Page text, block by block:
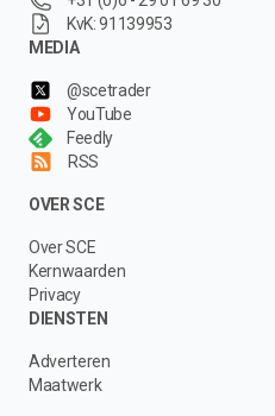
KvK: 91139953
MEDIA
@scetrader
YouTube
Feedly
RSS
OVER SCE
Over SCE
Kernwaarden
Privacy
DIENSTEN
Adverteren
Maatwerk